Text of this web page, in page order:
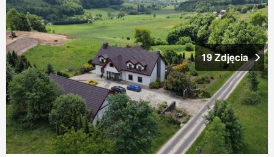
19 Zdjęcia